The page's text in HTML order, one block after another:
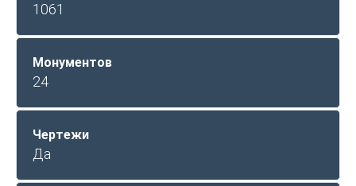
1061
Монументов
24
Чертежи
Да